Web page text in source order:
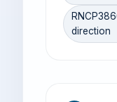
direction